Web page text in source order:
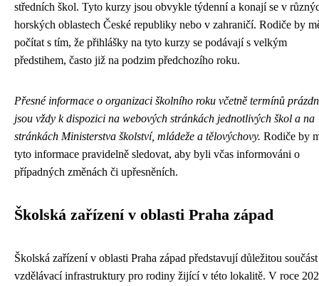
středních škol. Tyto kurzy jsou obvykle týdenní a konají se v
horských oblastech České republiky nebo v zahraničí. Rodiče by
počítat s tím, že přihlášky na tyto kurzy se podávají s velkým
předstihem, často již na podzim předchozího roku.
Přesné informace o organizaci školního roku včetně termínů
jsou vždy k dispozici na webových stránkách jednotlivých škol a na
stránkách Ministerstva školství, mládeže a tělovýchovy. Rodiče by
tyto informace pravidelně sledovat, aby byli včas informováni o
případných změnách či upřesněních.
Školská zařízení v oblasti Praha západ
Školská zařízení v oblasti Praha západ představují důležitou součást
vzdělávací infrastruktury pro rodiny žijící v této lokalitě. V roce